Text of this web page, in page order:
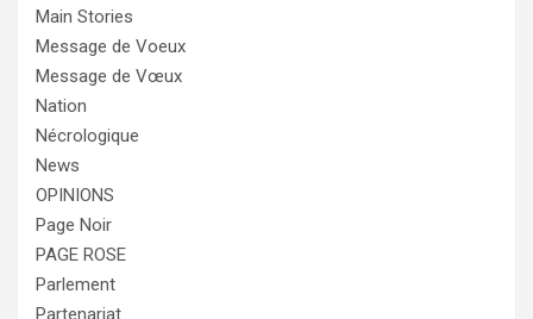
Main Stories
Message de Voeux
Message de Vœux
Nation
Nécrologique
News
OPINIONS
Page Noir
PAGE ROSE
Parlement
Partenariat